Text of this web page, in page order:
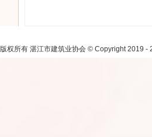
版权所有 湛江市建筑业协会 © Copyright 2019 -